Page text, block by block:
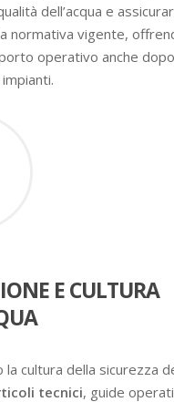
dell’acqua e
normativa vigente,
operativo anche
E CULTURA
cultura della sicurezza
tecnici, guide